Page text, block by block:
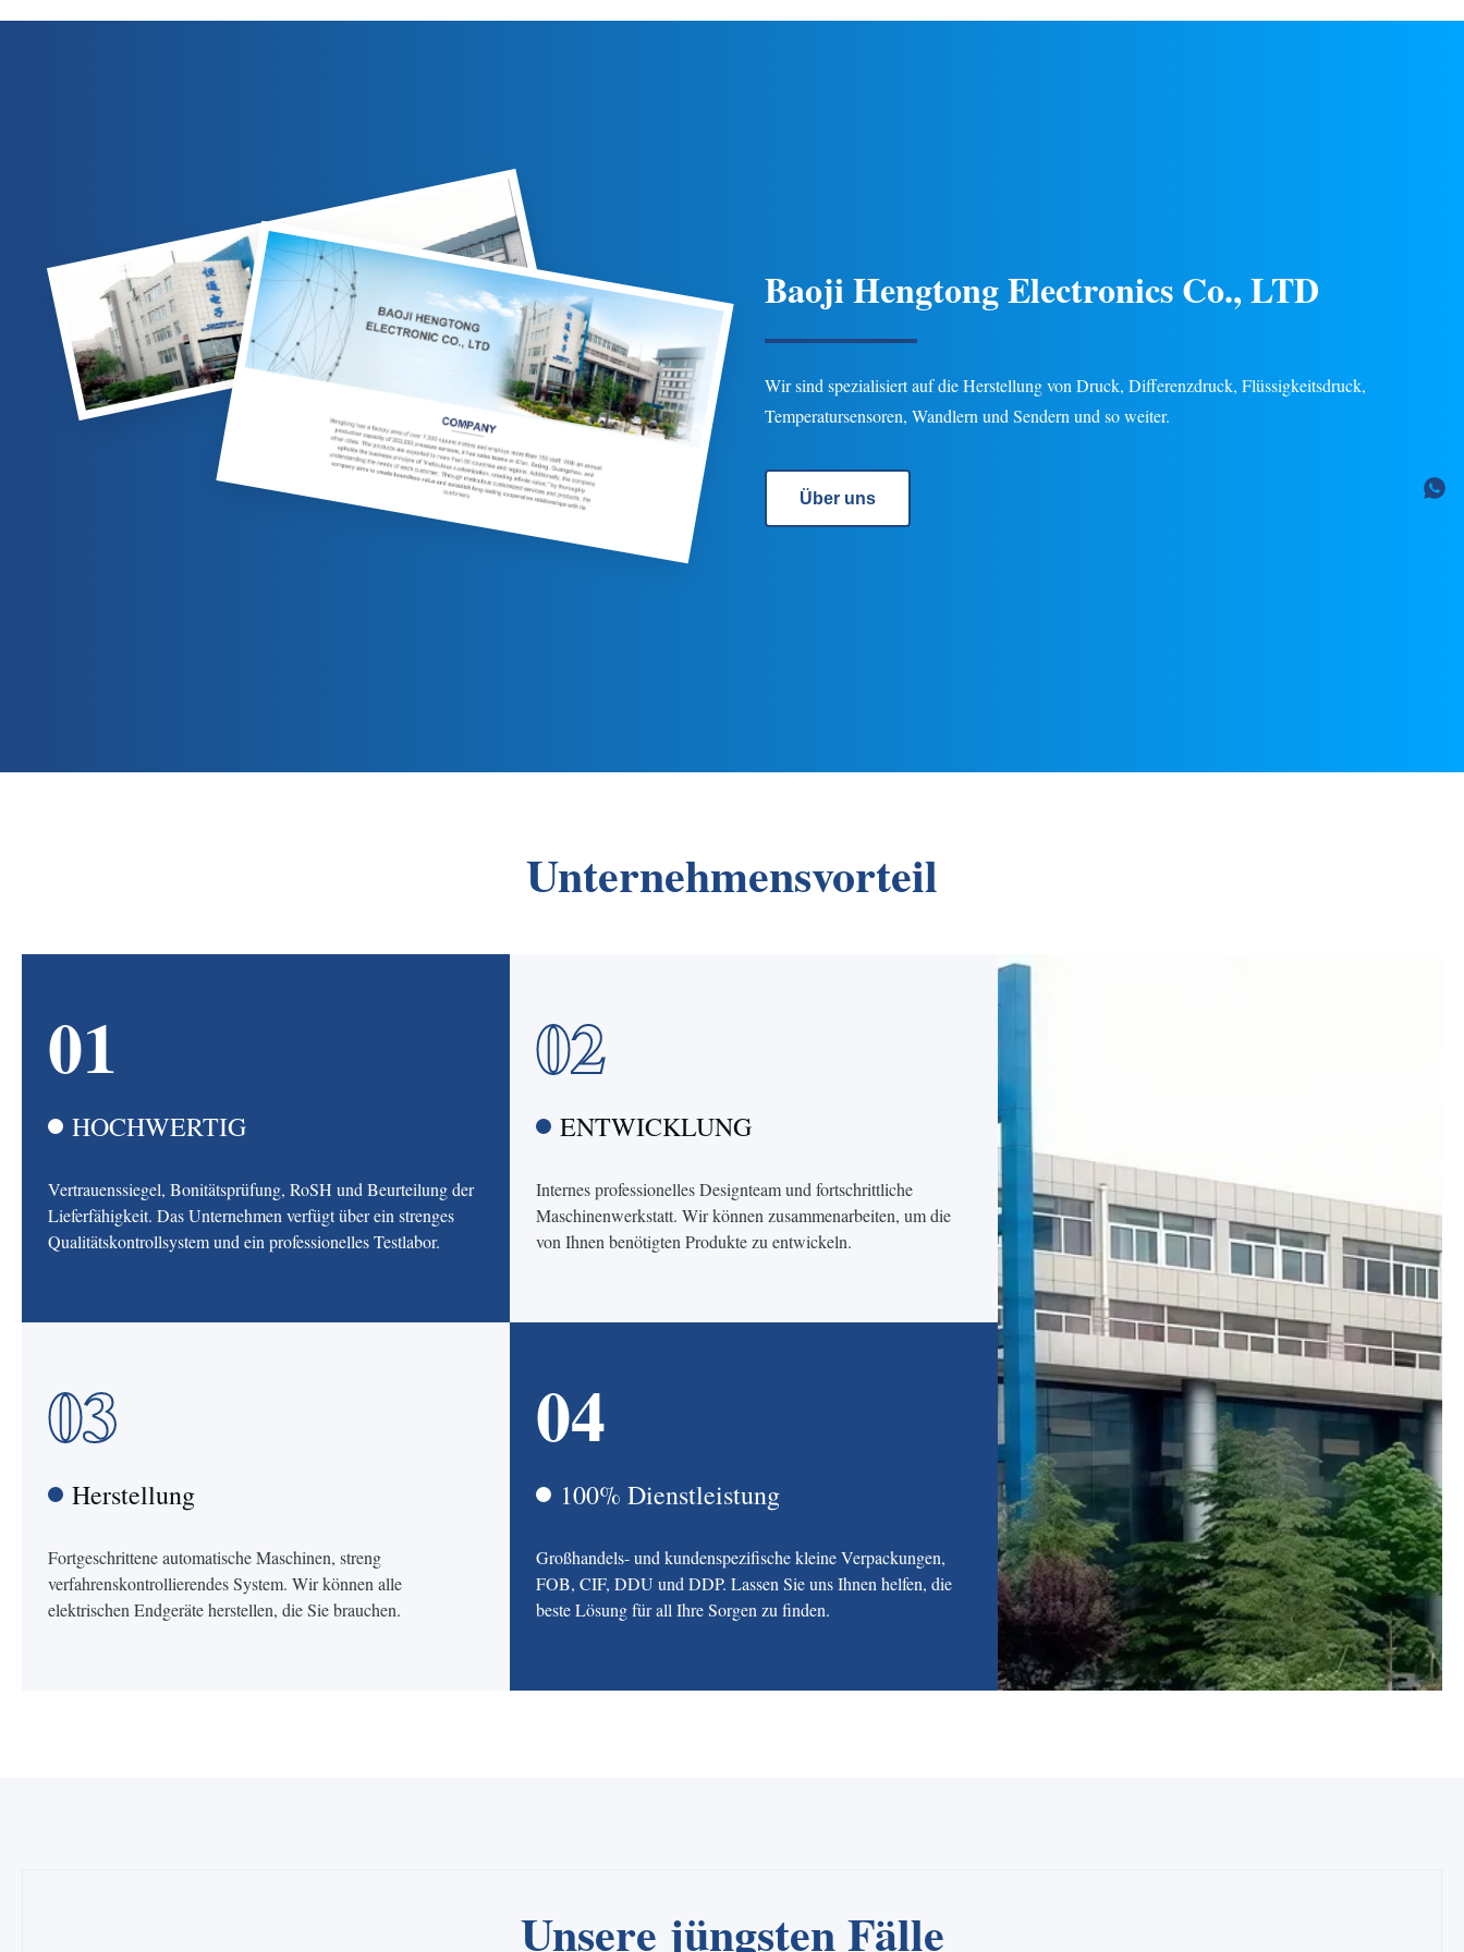
VDC-Ausgänge. Geeignet für die
Schutz und mehrere
Gas-/Flüssigkeitspipeline-Anwendungen in
Edelstahlkonstruktion, stabile Leistung,
Baoji Hengtong Electronics Co., LTD
Wir sind spezialisiert auf die Herstellung von Druck, Differenzdruck, Flüssigkeitsdruck,
Temperatursensoren, Wandlern und Sendern und so weiter.
Über uns
Unternehmensvorteil
01
HOCHWERTIG
Vertrauenssiegel, Bonitätsprüfung, RoSH und Beurteilung der
Lieferfähigkeit. Das Unternehmen verfügt über ein strenges
Qualitätskontrollsystem und ein professionelles Testlabor.
02
ENTWICKLUNG
Internes professionelles Designteam und fortschrittliche
Maschinenwerkstatt. Wir können zusammenarbeiten, um die
von Ihnen benötigten Produkte zu entwickeln.
03
Herstellung
Fortgeschrittene automatische Maschinen, streng
verfahrenskontrollierendes System. Wir können alle
elektrischen Endgeräte herstellen, die Sie brauchen.
04
100% Dienstleistung
Großhandels- und kundenspezifische kleine Verpackungen,
FOB, CIF, DDU und DDP. Lassen Sie uns Ihnen helfen, die
beste Lösung für all Ihre Sorgen zu finden.
Unsere jüngsten Fälle